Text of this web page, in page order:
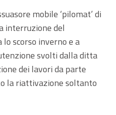
mobile ‘pilomat’ di
interruzione del
scorso inverno e a
svolti dalla ditta
dei lavori da parte
la riattivazione soltanto